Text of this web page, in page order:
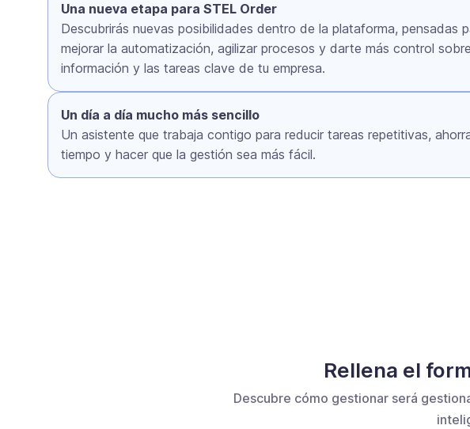
Una nueva etapa para STEL Order
Descubrirás nuevas posibilidades dentro de la plataforma, pensadas
mejorar la automatización, agilizar procesos y darte más control
información y las tareas clave de tu empresa.
Un día a día mucho más sencillo
Un asistente que trabaja contigo para reducir tareas repetitivas,
tiempo y hacer que la gestión sea más fácil.
Rellena el
Descubre cómo gestionar será